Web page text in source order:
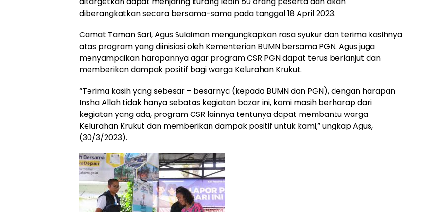
diberangkatkan secara bersama-sama pada tanggal 18 April 2023.
Camat Taman Sari, Agus Sulaiman mengungkapkan rasa syukur dan terima kasihnya
atas program yang diinisiasi oleh Kementerian BUMN bersama PGN. Agus juga
menyampaikan harapannya agar program CSR PGN dapat terus berlanjut dan
memberikan dampak positif bagi warga Kelurahan Krukut.
“Terima kasih yang sebesar – besarnya (kepada BUMN dan PGN), dengan harapan
Insha Allah tidak hanya sebatas kegiatan bazar ini, kami masih berharap dari
kegiatan yang ada, program CSR lainnya tentunya dapat membantu warga
Kelurahan Krukut dan memberikan dampak positif untuk kami,” ungkap Agus,
(30/3/2023).